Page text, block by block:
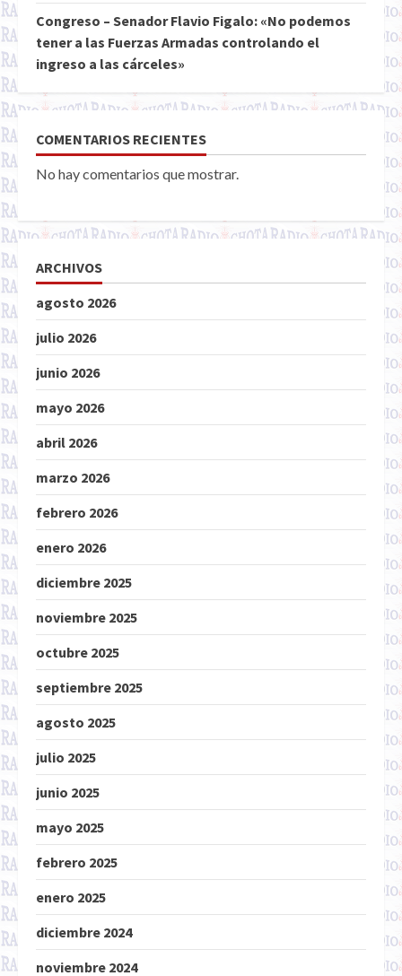
Congreso – Senador Flavio Figalo: «No podemos
tener a las Fuerzas Armadas controlando el
ingreso a las cárceles»
COMENTARIOS RECIENTES
No hay comentarios que mostrar.
ARCHIVOS
agosto 2026
julio 2026
junio 2026
mayo 2026
abril 2026
marzo 2026
febrero 2026
enero 2026
diciembre 2025
noviembre 2025
octubre 2025
septiembre 2025
agosto 2025
julio 2025
junio 2025
mayo 2025
febrero 2025
enero 2025
diciembre 2024
noviembre 2024